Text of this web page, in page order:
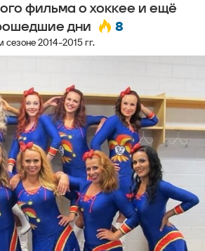
фильма о хоккее и ещё
дни
8
2014-2015 гг.